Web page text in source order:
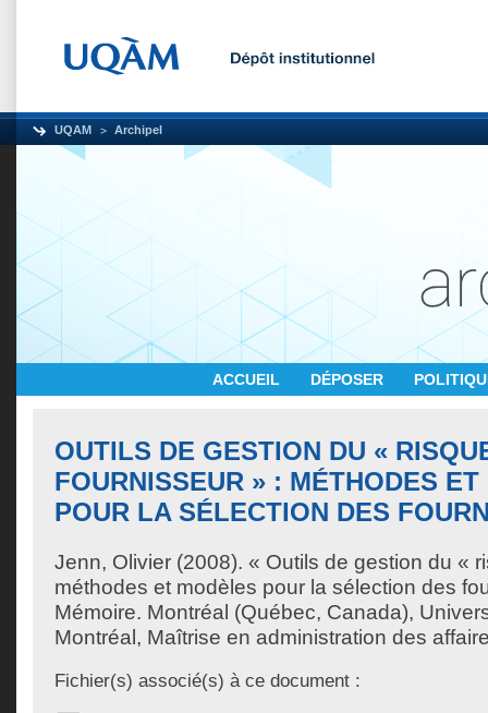
UQAM Archipel
ACCUEIL DÉPOSER
OUTILS DE GESTION DU «
FOURNISSEUR » : MÉTHODES
POUR LA SÉLECTION DES
Jenn, Olivier (2008). « Outils de gestion du «
méthodes et modèles pour la sélection des
Mémoire. Montréal (Québec, Canada),
Montréal, Maîtrise en administration des
Fichier(s) associé(s) à ce document :